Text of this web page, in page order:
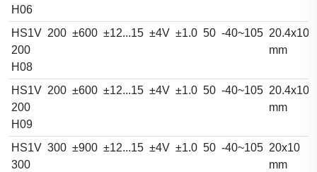
H06
HS1V
200
H08
200 ±600 ±12...15 ±4V ±1.0 50 -40~105
mm
HS1V
200
H09
200 ±600 ±12...15 ±4V ±1.0 50 -40~105
mm
HS1V
300
300 ±900 ±12...15 ±4V ±1.0 50 -40~105 20x10
mm